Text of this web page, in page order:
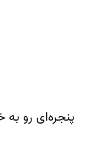
پنجره‌ای رو